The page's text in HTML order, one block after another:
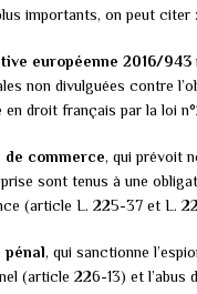
importants, on peut citer :
européenne 2016/943
non divulguées contre
en droit français par la loi
de commerce, qui prévoit
sont tenus à une
(article L. 225-37 et L.
pénal, qui sanctionne
(article 226-13) et l’abus